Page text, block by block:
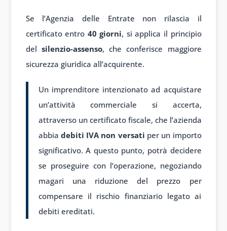
Se l’Agenzia delle Entrate non rilascia il
certificato entro 40 giorni, si applica il principio
del silenzio-assenso, che conferisce maggiore
sicurezza giuridica all’acquirente.
Un imprenditore intenzionato ad acquistare
un’attività commerciale si accerta,
attraverso un certificato fiscale, che l’azienda
abbia debiti IVA non versati per un importo
significativo. A questo punto, potrà decidere
se proseguire con l’operazione, negoziando
magari una riduzione del prezzo per
compensare il rischio finanziario legato ai
debiti ereditati.